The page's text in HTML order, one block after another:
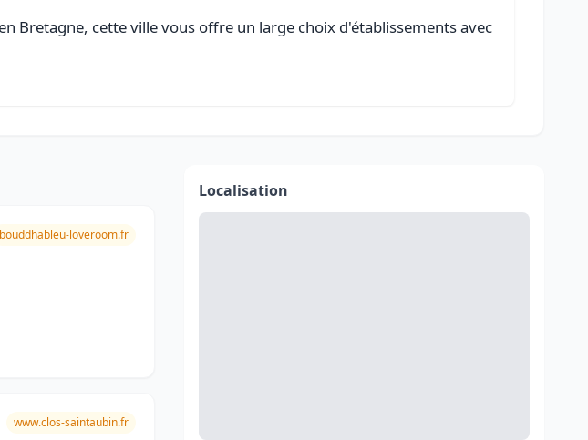
Bretagne, cette ville vous offre un large choix d'établissements avec
bouddhableu-loveroom.fr
www.clos-saintaubin.fr
Localisation